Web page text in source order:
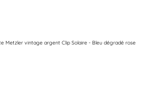
Metzler vintage argent Clip Solaire - Bleu dégradé rose